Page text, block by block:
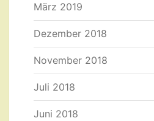
März 2019
Dezember 2018
November 2018
Juli 2018
Juni 2018